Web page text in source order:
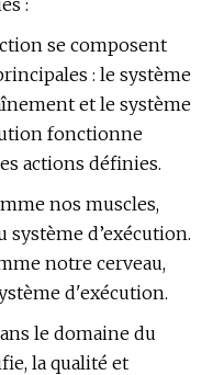
:
se composent
: le système
et le système
fonctionne
actions définies.
nos muscles,
d’exécution.
notre cerveau,
d'exécution.
le domaine du
la qualité et